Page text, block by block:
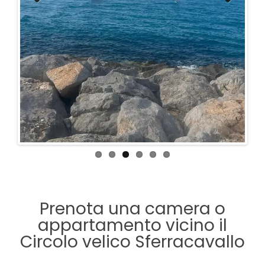
Previous Next
Prenota una camera o
appartamento vicino il
Circolo velico Sferracavallo